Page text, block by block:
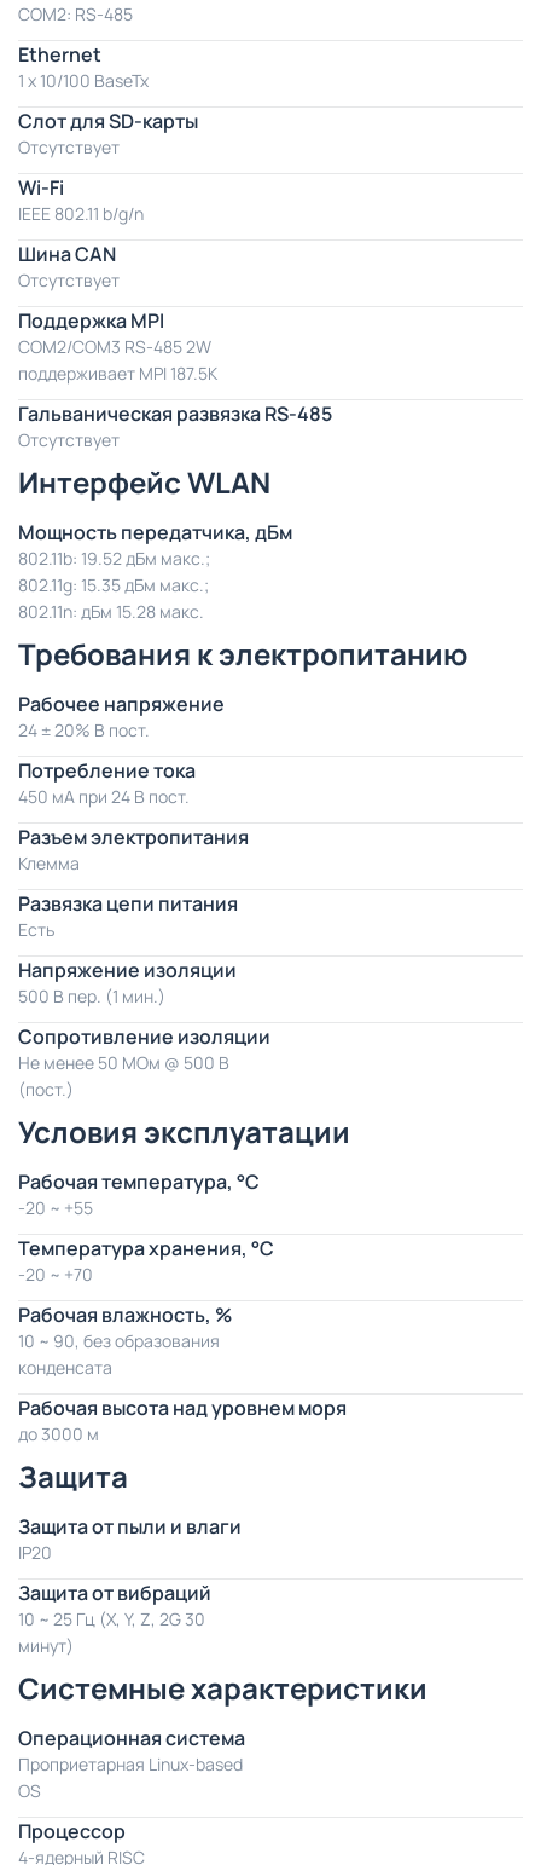
COM2: RS-485
Ethernet
1 x 10/100 BaseTx
Слот для SD-карты
Отсутствует
Wi-Fi
IEEE 802.11 b/g/n
Шина CAN
Отсутствует
Поддержка MPI
COM2/COM3 RS-485 2W
поддерживает MPI 187.5K
Гальваническая развязка RS-485
Отсутствует
Интерфейс WLAN
Мощность передатчика, дБм
802.11b: 19.52 дБм макс.;
802.11g: 15.35 дБм макс.;
802.11n: дБм 15.28 макс.
Требования к электропитанию
Рабочее напряжение
24 ± 20% В пост.
Потребление тока
450 мА при 24 В пост.
Разъем электропитания
Клемма
Развязка цепи питания
Есть
Напряжение изоляции
500 В пер. (1 мин.)
Сопротивление изоляции
Не менее 50 МОм @ 500 В
(пост.)
Условия эксплуатации
Рабочая температура, °C
-20 ~ +55
Температура хранения, °C
-20 ~ +70
Рабочая влажность, %
10 ~ 90, без образования
конденсата
Рабочая высота над уровнем моря
до 3000 м
Защита
Защита от пыли и влаги
IP20
Защита от вибраций
10 ~ 25 Гц (X, Y, Z, 2G 30
минут)
Системные характеристики
Операционная система
Проприетарная Linux-based
OS
Процессор
4-ядерный RISC